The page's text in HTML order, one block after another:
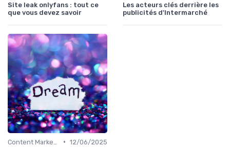
Site leak onlyfans : tout ce
que vous devez savoir
Les acteurs clés derrière les
publicités d'Intermarché
• 12/06/2025